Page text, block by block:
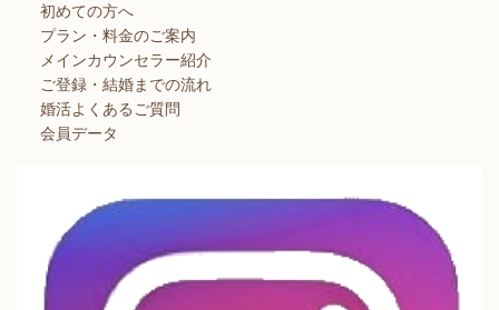
初めての方へ
プラン・料金のご案内
メインカウンセラー紹介
ご登録・結婚までの流れ
婚活よくあるご質問
会員データ